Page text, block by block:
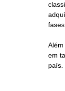
em
país.